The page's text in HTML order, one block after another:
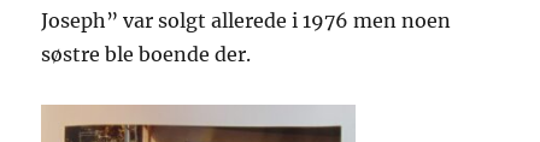
Joseph” var solgt allerede i 1976 men noen
søstre ble boende der.